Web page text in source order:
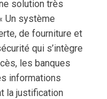
solution très
Un système
de fourniture et
qui s’intègre
les banques
informations
la justification